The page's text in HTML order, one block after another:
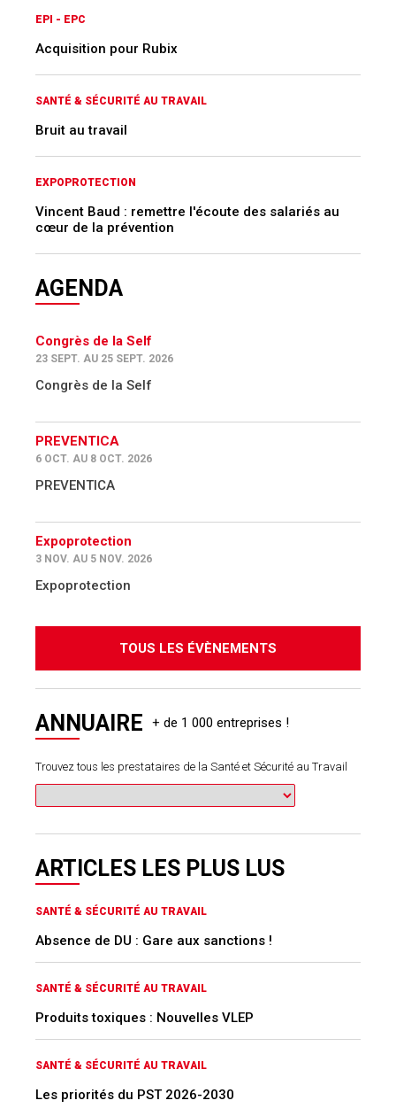
EPI - EPC
Acquisition pour Rubix
SANTÉ & SÉCURITÉ AU TRAVAIL
Bruit au travail
EXPOPROTECTION
Vincent Baud : remettre l'écoute des salariés au
cœur de la prévention
AGENDA
Congrès de la Self
23 SEPT. AU 25 SEPT. 2026
Congrès de la Self
PREVENTICA
6 OCT. AU 8 OCT. 2026
PREVENTICA
Expoprotection
3 NOV. AU 5 NOV. 2026
Expoprotection
TOUS LES ÉVÈNEMENTS
ANNUAIRE
Trouvez tous les prestataires de la Santé et Sécurité au Travail
ARTICLES LES PLUS LUS
SANTÉ & SÉCURITÉ AU TRAVAIL
Absence de DU : Gare aux sanctions !
SANTÉ & SÉCURITÉ AU TRAVAIL
Produits toxiques : Nouvelles VLEP
SANTÉ & SÉCURITÉ AU TRAVAIL
Les priorités du PST 2026-2030